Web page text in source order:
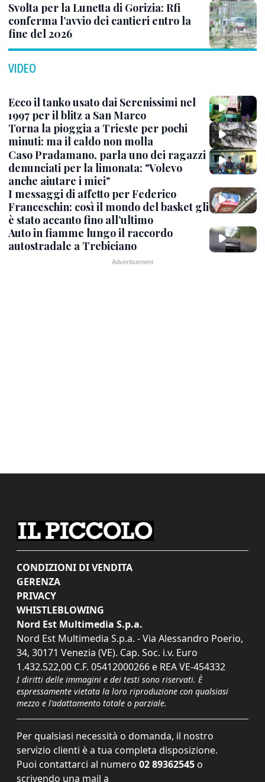
Svolta per la Lunetta di Gorizia: Rfi
conferma l’avvio dei cantieri entro la
fine del 2026
VIDEO
Ecco il tanko usato dai Serenissimi nel
1997 per il blitz a San Marco
Torna la pioggia a Trieste per pochi
minuti: ma il caldo non molla
Caso Pradamano, parla uno dei ragazzi
denunciati per la limonata: "Volevo
anche aiutare i miei"
I messaggi di affetto per Federico
Franceschin: così il mondo del basket gli
è stato accanto fino all’ultimo
Auto in fiamme lungo il raccordo
autostradale a Trebiciano
CONDIZIONI DI VENDITA
GERENZA
PRIVACY
WHISTLEBLOWING
Nord Est Multimedia S.p.a.
Nord Est Multimedia S.p.a. - Via Alessandro Poerio,
34, 30171 Venezia (VE). Cap. Soc. i.v. Euro
1.432.522,00 C.F. 05412000266 e REA VE-454332
I diritti delle immagini e dei testi sono riservati. È
espressamente vietata la loro riproduzione con qualsiasi
mezzo e l'adattamento totale o parziale.
Per qualsiasi necessità o domanda, il nostro
servizio clienti è a tua completa disposizione.
Puoi contattarci al numero 02 89362545 o
scrivendo una mail a